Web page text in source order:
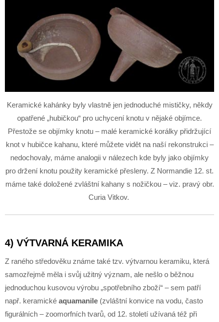
Keramické kahánky byly vlastně jen jednoduché mističky, někdy
opatřené „hubičkou“ pro uchycení knotu v nějaké objímce.
Přestože se objímky knotu – malé keramické korálky přidržující
knot v hubičce kahanu, které můžete vidět na naší rekonstrukci –
nedochovaly, máme analogii v nálezech kde byly jako objímky
pro držení knotu použity keramické přesleny. Z Normandie 12. st.
máme také doložené zvláštní kahany s nožičkou – viz. pravý obr.
Curia Vitkov.
4) VÝTVARNÁ KERAMIKA
Z raného středověku známe také tzv. výtvarnou keramiku, která
samozřejmě měla i svůj užitný význam, ale nešlo o běžnou
jednoduchou kusovou výrobu „spotřebního zboží“ – sem patří
např. keramické aquamanile (zvláštní konvice na vodu, často
figurálních – zoomorfních tvarů, od 12. století užívaná též při